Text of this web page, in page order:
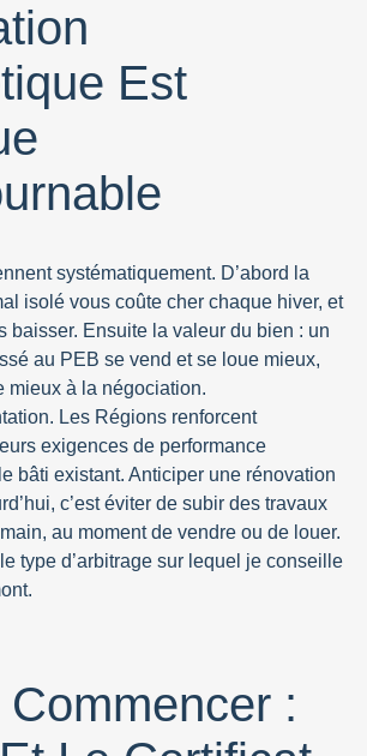
Est
systématiquement. D’abord la
isolé vous coûte cher chaque hiver, et
baisser. Ensuite la valeur du bien : un
au PEB se vend et se loue mieux,
mieux à la négociation.
Les Régions renforcent
exigences de performance
bâti existant. Anticiper une rénovation
c’est éviter de subir des travaux
au moment de vendre ou de louer.
type d’arbitrage sur lequel je conseille
: